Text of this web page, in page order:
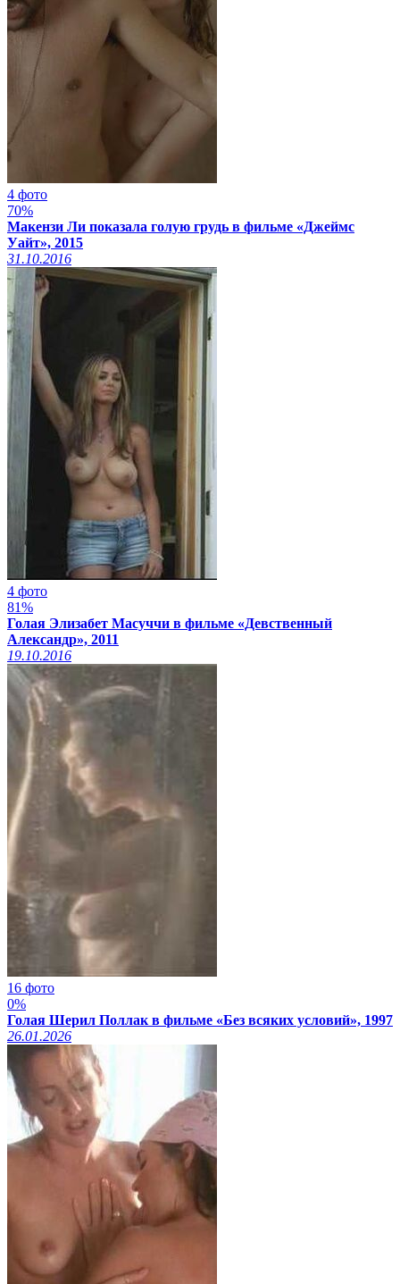
4 фото
70%
Макензи Ли показала голую грудь в фильме «Джеймс
Уайт», 2015
31.10.2016
4 фото
81%
Голая Элизабет Масуччи в фильме «Девственный
Александр», 2011
19.10.2016
16 фото
0%
Голая Шерил Поллак в фильме «Без всяких условий», 1997
26.01.2026